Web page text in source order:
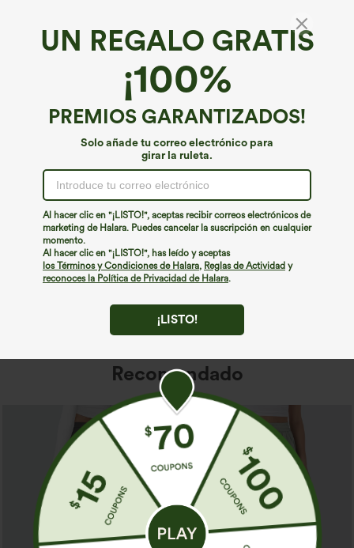
UN REGALO GRATIS
¡100%
PREMIOS GARANTIZADOS!
Solo añade tu correo electrónico para
girar la ruleta.
Al hacer clic en "¡LISTO!", aceptas recibir correos electrónicos de
marketing de Halara. Puedes cancelar la suscripción en cualquier
momento.
Al hacer clic en "¡LISTO!", has leído y aceptas
los Términos y Condiciones de Halara, Reglas de Actividad y
reconoces la Política de Privacidad de Halara.
¡LISTO!
¡Ups!
No podemos encontrar la página que estás buscando.
Seguir comprando
Recomendado